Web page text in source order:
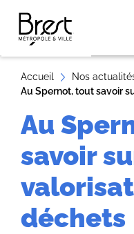
e
r
a
c
o
t
n
Accueil
Nos
Au Spernot, tout savoir
Au
savoir
déchets